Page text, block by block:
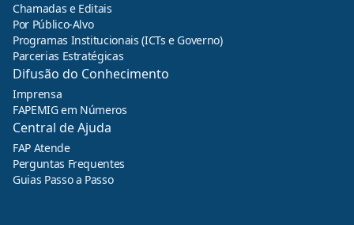
Chamadas e Editais
Por Público-Alvo
Programas Institucionais (ICTs e Governo)
Parcerias Estratégicas
Difusão do Conhecimento
Imprensa
FAPEMIG em Números
Central de Ajuda
FAP Atende
Perguntas Frequentes
Guias Passo a Passo